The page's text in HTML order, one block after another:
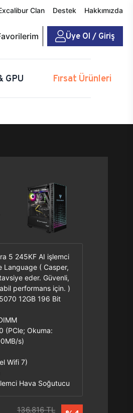
Clan Destek Hakkımızda
Üye Ol / Giriş
GPU Fırsat Ürünleri
5 245KF AI işlemci
Language ( Casper,
eder. Güvenli,
performans için. )
12GB 196 Bit
(PCle; Okuma:
s)
Wifi 7)
Hava Soğutucu
136.816 TL